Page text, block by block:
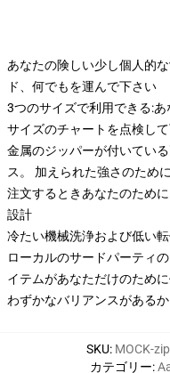
あなたの険しい少し個人的
ド、何でもを運んで下さい
3つのサイズで利用できる:
サイズのチャートを点検し
金属のジッパーが付いてい
ス。 加えられた強さのため
注文するときあなたのため
設計
冷たい機械洗浄および低い
ローカルのサードパーティ
イテムがあなただけのため
わずかなバリアンスがある
SKU: MOCK-
カテゴリー: